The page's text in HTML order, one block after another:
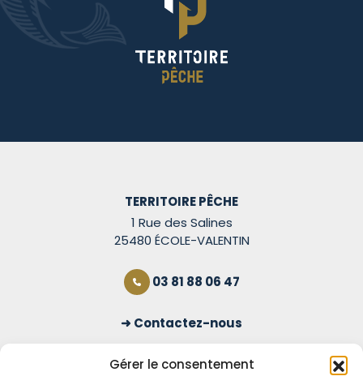
Gérer le consentement
TERRITOIRE PÊCHE
1 Rue des Salines
25480 ÉCOLE-VALENTIN
03 81 88 06 47
Contactez-nous